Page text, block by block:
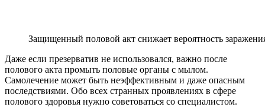
Защищенный половой акт снижает вероятность
Даже если презерватив не использовался, важно после
полового акта промыть половые органы с мылом.
Самолечение может быть неэффективным и даже опасным
последствиями. Обо всех странных проявлениях в сфере
полового здоровья нужно советоваться со специалистом.